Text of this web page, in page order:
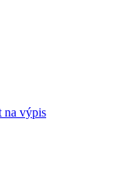
na výpis